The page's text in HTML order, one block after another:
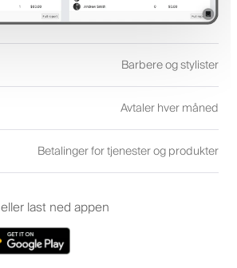
Barbere og stylister
Avtaler hver måned
Betalinger for tjenester og produkter
last ned appen